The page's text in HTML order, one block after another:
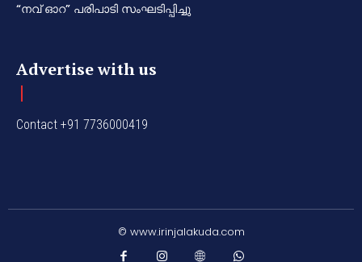
“നവ് ഓറ” പരിപാടി സംഘടിപ്പിച്ചു
Advertise with us
Contact +91 7736000419
© www.irinjalakuda.com